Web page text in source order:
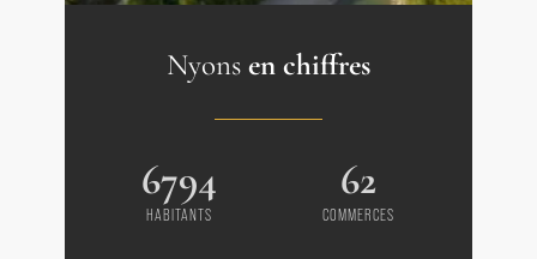
Nyons en chiffres
6794
HABITANTS
62
COMMERCES